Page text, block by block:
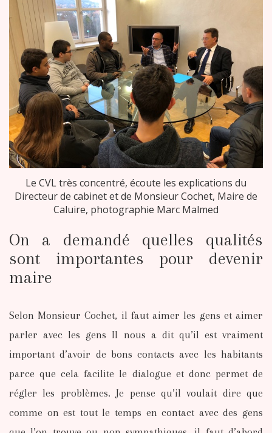
Le CVL très concentré, écoute les explications du
Directeur de cabinet et de Monsieur Cochet, Maire de
Caluire, photographie Marc Malmed
On a demandé quelles qualités
sont importantes pour devenir
maire
Selon Monsieur Cochet, il faut aimer les gens et aimer
parler avec les gens Il nous a dit qu’il est vraiment
important d’avoir de bons contacts avec les habitants
parce que cela facilite le dialogue et donc permet de
régler les problèmes. Je pense qu’il voulait dire que
comme on est tout le temps en contact avec des gens